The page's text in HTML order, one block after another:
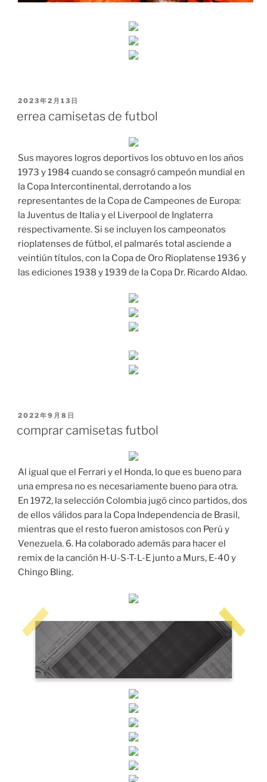
PUBLICADO
2023年2月13日
errea camisetas de futbol
Sus mayores logros deportivos los obtuvo en los años
1973 y 1984 cuando se consagró campeón mundial en
la Copa Intercontinental, derrotando a los
representantes de la Copa de Campeones de Europa:
la Juventus de Italia y el Liverpool de Inglaterra
respectivamente. Si se incluyen los campeonatos
rioplatenses de fútbol, el palmarés total asciende a
veintiún títulos, con la Copa de Oro Rioplatense 1936 y
las ediciones 1938 y 1939 de la Copa Dr. Ricardo Aldao.
PUBLICADO
2022年9月8日
comprar camisetas futbol
Al igual que el Ferrari y el Honda, lo que es bueno para
una empresa no es necesariamente bueno para otra.
En 1972, la selección Colombia jugó cinco partidos, dos
de ellos válidos para la Copa Independencia de Brasil,
mientras que el resto fueron amistosos con Perú y
Venezuela. 6. Ha colaborado además para hacer el
remix de la canción H-U-S-T-L-E junto a Murs, E-40 y
Chingo Bling.